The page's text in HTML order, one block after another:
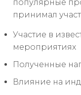
популярные
принимал
Участие в
мероприятиях
Полученные
Влияние на